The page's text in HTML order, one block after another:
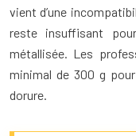
vient d’une
reste insuffisant
métallisée. Les
minimal de 300 g
dorure.